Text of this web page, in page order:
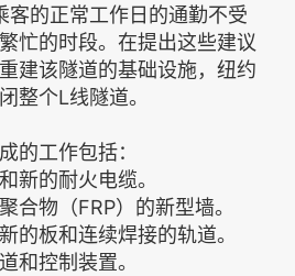
客的正常工作日的通勤不受
忙的时段。在提出这些建议
建该隧道的基础设施，纽约
整个L线隧道。
的工作包括：
新的耐火电缆。
合物（FRP）的新型墙。
的板和连续焊接的轨道。
和控制装置。